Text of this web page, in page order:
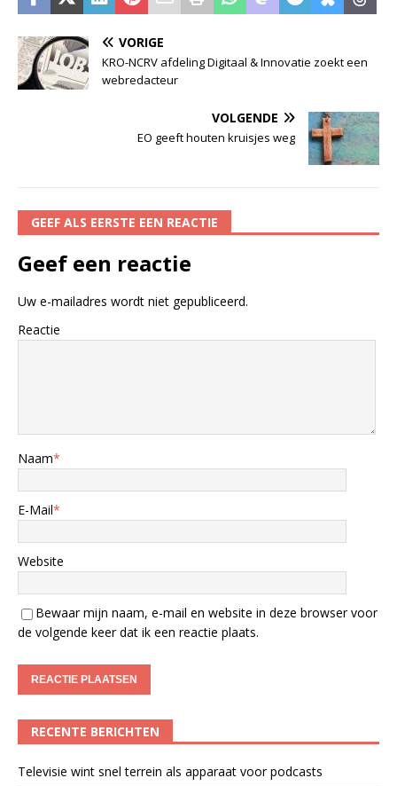
VORIGE
KRO-NCRV afdeling Digitaal & Innovatie zoekt een
webredacteur
VOLGENDE
EO geeft houten kruisjes weg
GEEF ALS EERSTE EEN REACTIE
Geef een reactie
Uw e-mailadres wordt niet gepubliceerd.
Reactie
Naam*
E-Mail*
Website
Bewaar mijn naam, e-mail en website in deze browser voor
de volgende keer dat ik een reactie plaats.
RECENTE BERICHTEN
Televisie wint snel terrein als apparaat voor podcasts